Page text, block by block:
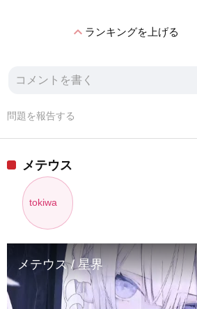
expand_lessランキングを上げる
問題を報告する
メテウス
tokiwa
メテウス / 星界